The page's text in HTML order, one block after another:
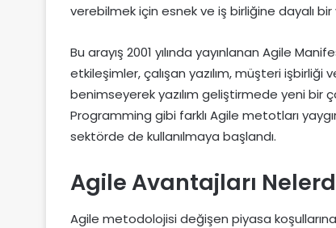
verebilmek için esnek ve iş birliğine dayalı bir
Bu arayış 2001 yılında yayınlanan Agile
etkileşimler, çalışan yazılım, müşteri
benimseyerek yazılım geliştirmede yeni bir
Programming gibi farklı Agile metotları
sektörde de kullanılmaya başlandı.
Agile Avantajları
Agile metodolojisi değişen piyasa